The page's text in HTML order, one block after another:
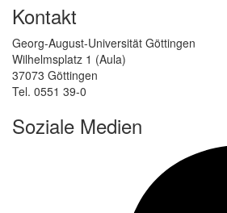
Kontakt
Georg-August-Universität Göttingen
Wilhelmsplatz 1 (Aula)
37073 Göttingen
Tel. 0551 39-0
Soziale Medien